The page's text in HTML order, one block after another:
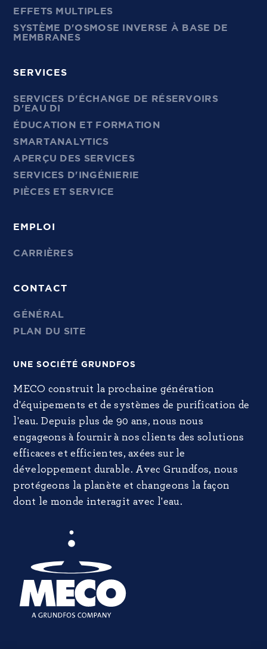
EFFETS MULTIPLES
SYSTÈME D'OSMOSE INVERSE À BASE DE
MEMBRANES
SERVICES
SERVICES D'ÉCHANGE DE RÉSERVOIRS
D'EAU DI
ÉDUCATION ET FORMATION
SMARTANALYTICS
APERÇU DES SERVICES
SERVICES D'INGÉNIERIE
PIÈCES ET SERVICE
EMPLOI
CARRIÈRES
CONTACT
GÉNÉRAL
PLAN DU SITE
UNE SOCIÉTÉ GRUNDFOS
MECO construit la prochaine génération
d'équipements et de systèmes de purification de
l'eau. Depuis plus de 90 ans, nous nous
engageons à fournir à nos clients des solutions
efficaces et efficientes, axées sur le
développement durable. Avec Grundfos, nous
protégeons la planète et changeons la façon
dont le monde interagit avec l'eau.